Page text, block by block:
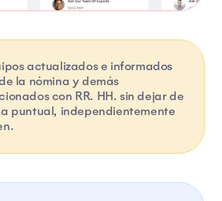
actualizados e informados
la nómina y demás
con RR. HH. sin dejar de
puntual, independientemente